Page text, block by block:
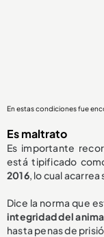
En estas condiciones fue
Es maltrato
Es importante
está tipificado
2016, lo cual acarrea
Dice la norma que
integridad del
hasta penas de